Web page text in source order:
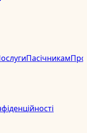
ПасічникамПро